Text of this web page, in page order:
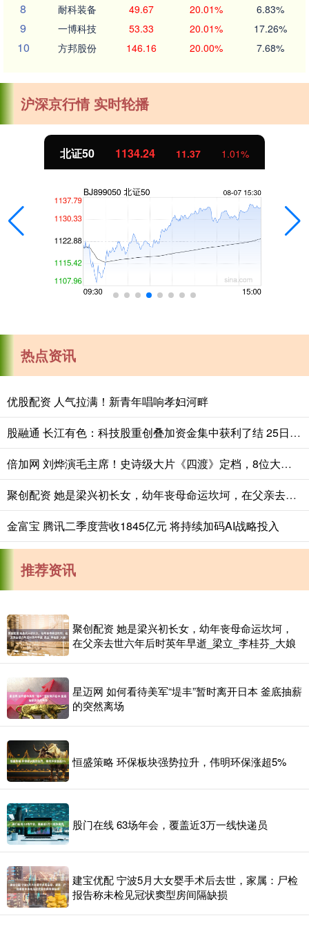
8 耐科装备 49.67 20.01% 6.83%
9 一博科技 53.33 20.01% 17.26%
10 方邦股份 146.16 20.00% 7.68%
沪深京行情 实时轮播
北证50 1134.24 11.37 1.01%
热点资讯
优股配资 人气拉满！新青年唱响孝妇河畔
股融通 长江有色：科技股重创叠加资金集中获利了结 25日锌价或下跌
倍加网 刘烨演毛主席！史诗级大片《四渡》定档，8位大腕加盟，是奔着票房冠军来的
聚创配资 她是梁兴初长女，幼年丧母命运坎坷，在父亲去世六年后时英年早逝_梁立_李桂芬_大娘
金富宝 腾讯二季度营收1845亿元 将持续加码AI战略投入
推荐资讯
聚创配资 她是梁兴初长女，幼年丧母命运坎坷，
在父亲去世六年后时英年早逝_梁立_李桂芬_大娘
星迈网 如何看待美军“堤丰”暂时离开日本 釜底抽薪
的突然离场
恒盛策略 环保板块强势拉升，伟明环保涨超5%
股门在线 63场年会，覆盖近3万一线快递员
建宝优配 宁波5月大女婴手术后去世，家属：尸检
报告称未检见冠状窦型房间隔缺损